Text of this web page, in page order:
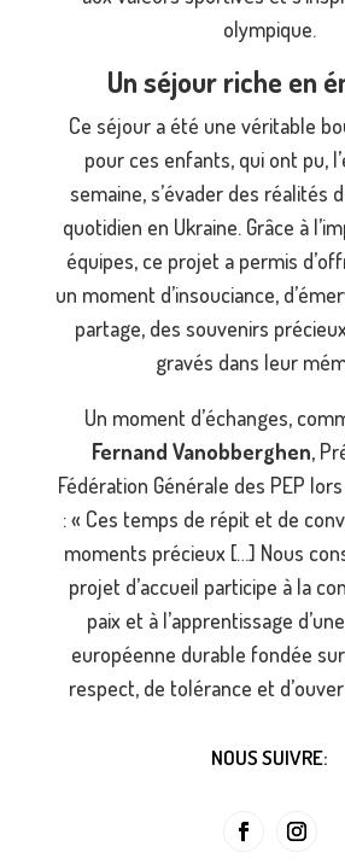
olympique.
Un séjour riche en
Ce séjour a été une véritable
pour ces enfants, qui ont pu,
semaine, s’évader des réalités
quotidien en Ukraine. Grâce à
équipes, ce projet a permis
un moment d’insouciance,
partage, des souvenirs
gravés dans leur
Un moment d’échanges,
Fernand Vanobberghen,
Fédération Générale des PEP
: « Ces temps de répit et de
moments précieux […] Nous
projet d’accueil participe à la
paix et à l’apprentissage
européenne durable fondée
respect, de tolérance et
NOUS SUIVRE: